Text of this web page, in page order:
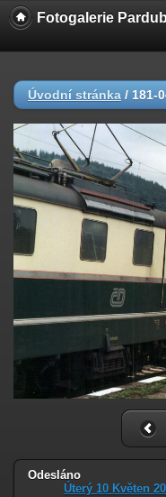
Fotogalerie
Úvodní stránka / 181-
Odesláno
Úterý 10 Květen